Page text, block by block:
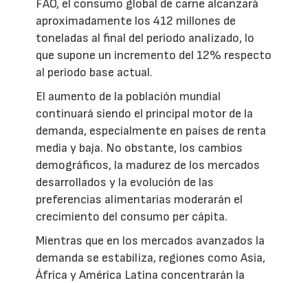
FAO, el consumo global de carne alcanzará
aproximadamente los 412 millones de
toneladas al final del periodo analizado, lo
que supone un incremento del 12% respecto
al periodo base actual.
El aumento de la población mundial
continuará siendo el principal motor de la
demanda, especialmente en países de renta
media y baja. No obstante, los cambios
demográficos, la madurez de los mercados
desarrollados y la evolución de las
preferencias alimentarias moderarán el
crecimiento del consumo per cápita.
Mientras que en los mercados avanzados la
demanda se estabiliza, regiones como Asia,
África y América Latina concentrarán la